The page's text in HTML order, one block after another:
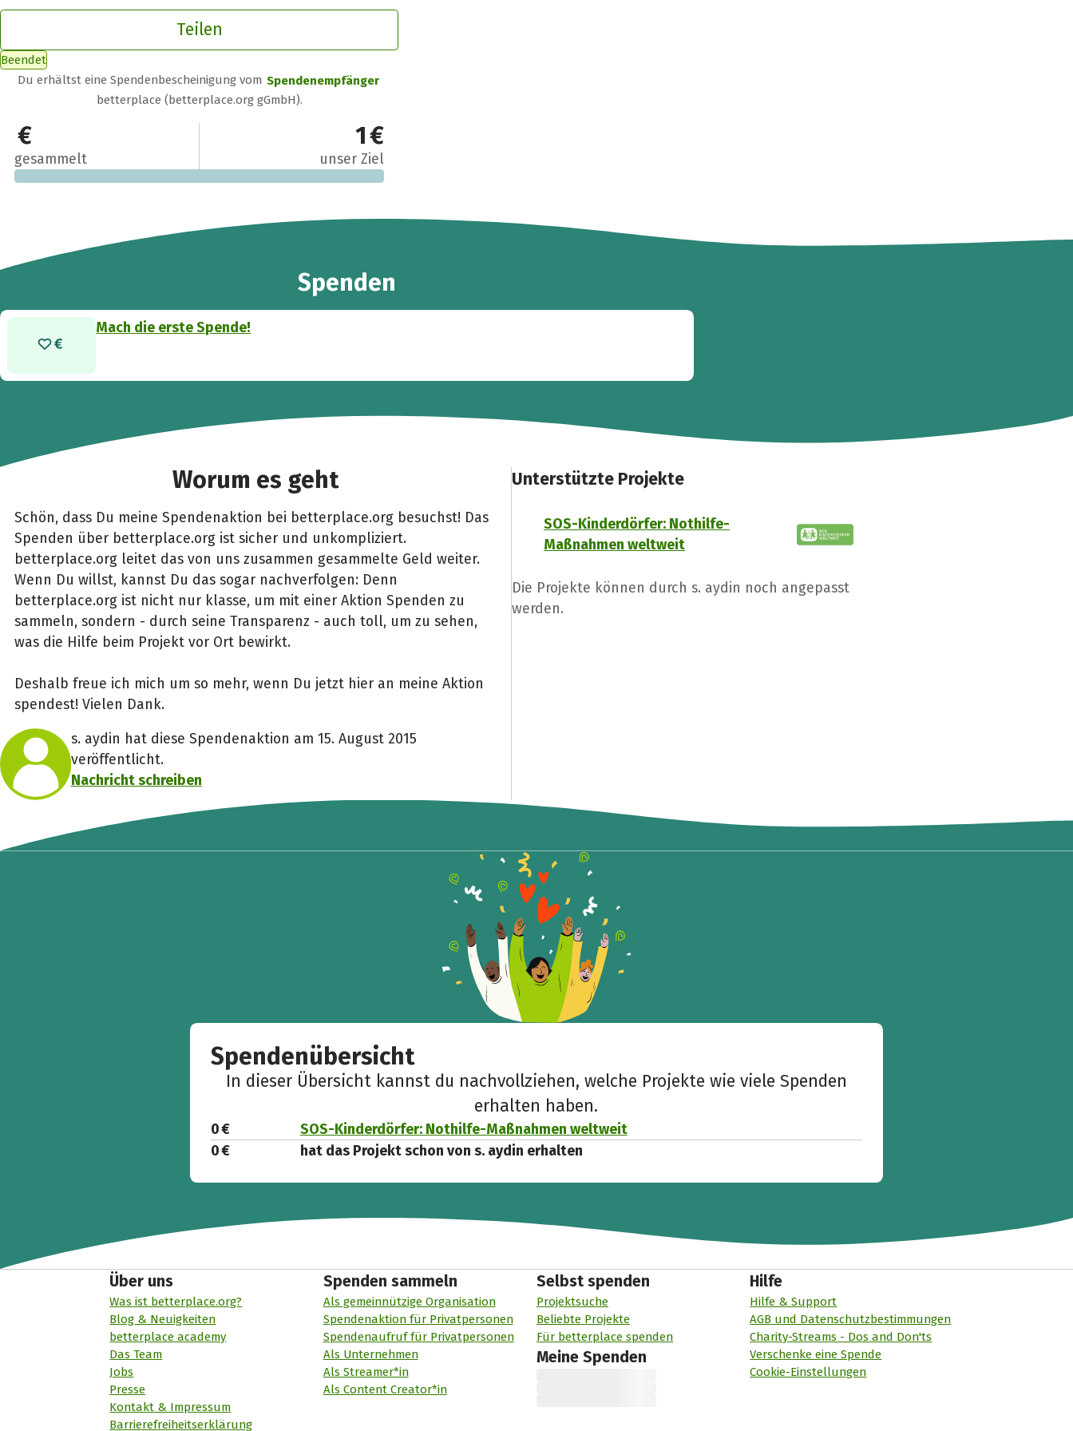
Teilen
Beendet
Du erhältst eine Spendenbescheinigung vom Spendenempfänger
betterplace (betterplace.org gGmbH).
0 €
gesammelt
1 €
unser Ziel
Spenden
Mach die erste Spende!
Worum es geht
Schön, dass Du meine Spendenaktion bei betterplace.org besuchst! Das
Spenden über betterplace.org ist sicher und unkompliziert.
betterplace.org leitet das von uns zusammen gesammelte Geld weiter.
Wenn Du willst, kannst Du das sogar nachverfolgen: Denn
betterplace.org ist nicht nur klasse, um mit einer Aktion Spenden zu
sammeln, sondern - durch seine Transparenz - auch toll, um zu sehen,
was die Hilfe beim Projekt vor Ort bewirkt.
Deshalb freue ich mich um so mehr, wenn Du jetzt hier an meine Aktion
spendest! Vielen Dank.
s. aydin hat diese Spendenaktion am 15. August 2015
veröffentlicht.
Nachricht schreiben
Unterstützte Projekte
SOS-Kinderdörfer: Nothilfe-
Maßnahmen weltweit
Die Projekte können durch s. aydin noch angepasst
werden.
Spendenübersicht
In dieser Übersicht kannst du nachvollziehen, welche Projekte wie viele Spenden
erhalten haben.
0 €
SOS-Kinderdörfer: Nothilfe-Maßnahmen weltweit
0 €
hat das Projekt schon von s. aydin erhalten
Über uns
Was ist betterplace.org?
Blog & Neuigkeiten
betterplace academy
Das Team
Jobs
Presse
Kontakt & Impressum
Barrierefreiheitserklärung
Spenden sammeln
Als gemeinnützige Organisation
Spendenaktion für Privatpersonen
Spendenaufruf für Privatpersonen
Als Unternehmen
Als Streamer*in
Als Content Creator*in
Selbst spenden
Projektsuche
Beliebte Projekte
Für betterplace spenden
Meine Spenden
Hilfe
Hilfe & Support
AGB und Datenschutzbestimmungen
Charity-Streams - Dos and Don'ts
Verschenke eine Spende
Cookie-Einstellungen